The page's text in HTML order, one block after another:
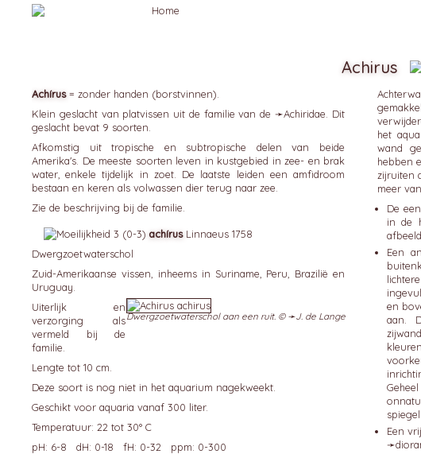
Achirus
Achírus = zonder handen (borstvinnen).
Klein geslacht van platvissen uit de familie van de ➛Achiridae . Dit
geslacht bevat 9 soorten.
Afkomstig uit tropische en subtropische delen van beide
Amerika's. De meeste soorten leven in kustgebied in zee- en brak
water, enkele tijdelijk in zoet. De laatste leiden een amfidroom
bestaan en keren als volwassen dier terug naar zee.
Zie de beschrijving bij de familie.
achírusLinnaeus 1758
Dwergzoetwaterschol
Zuid-Amerikaanse vissen, inheems in Suriname, Peru, Brazilië en
Uruguay.
Dwergzoetwaterschol aan een ruit. © ➛J. de Lange
Uiterlijk en
verzorging als
vermeld bij de
familie.
Lengte tot 10 cm.
Deze soort is nog niet in het aquarium nagekweekt.
Geschikt voor aquaria vanaf 300 liter.
Temperatuur: 22 tot 30° C
pH: 6-8 dH: 0-18 fH: 0-32 ppm: 0-300
het
wand
hebben
zijruiten
meer
De
in de
Een
en
aan.
Een
➛